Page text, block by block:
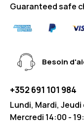
Guaranteed safe
Besoin
+352 691 101 984
Lundi, Mardi,
Mercredi 14:00 -